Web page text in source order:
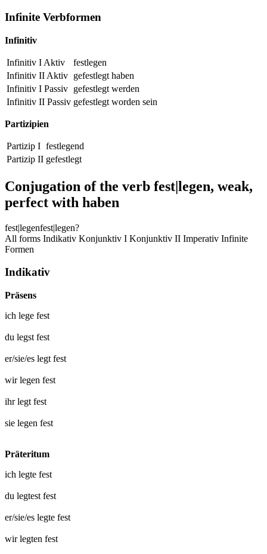
Infinite Verbformen
Infinitiv
Infinitiv I Aktiv
festlegen
Infinitiv II Aktiv gefestlegt haben
Infinitiv I Passiv gefestlegt werden
Infinitiv II Passiv gefestlegt worden sein
Partizipien
Partizip I festlegend
Partizip II gefestlegt
Conjugation of the verb fest|legen, weak,
perfect with haben
fest|legenfest|legen?
All forms Indikativ Konjunktiv I Konjunktiv II Imperativ Infinite
Formen
Indikativ
Präsens
ich lege fest
du legst fest
er/sie/es legt fest
wirlegen fest
ihrlegt fest
sie legen fest
Präteritum
ich legte fest
du legtest fest
er/sie/es legte fest
wirlegten fest